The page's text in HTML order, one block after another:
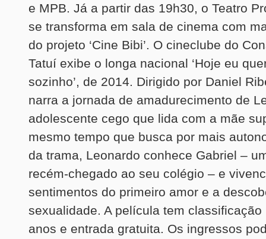
e MPB. Já a partir das 19h30, o Teatro
se transforma em sala de cinema com
do projeto ‘Cine Bibi’. O cineclube do
Tatuí exibe o longa nacional ‘Hoje eu
sozinho’, de 2014. Dirigido por Daniel
narra a jornada de amadurecimento de
adolescente cego que lida com a mãe
mesmo tempo que busca por mais
da trama, Leonardo conhece Gabriel –
recém-chegado ao seu colégio – e
sentimentos do primeiro amor e a
sexualidade. A película tem
anos e entrada gratuita. Os ingressos